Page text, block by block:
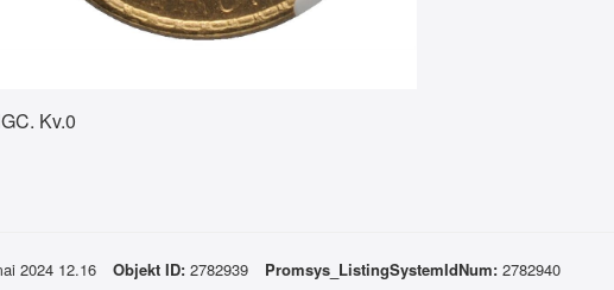
Kv.0
2024 12.16 Objekt ID: 2782939 Promsys_ListingSystemIdNum: 2782940